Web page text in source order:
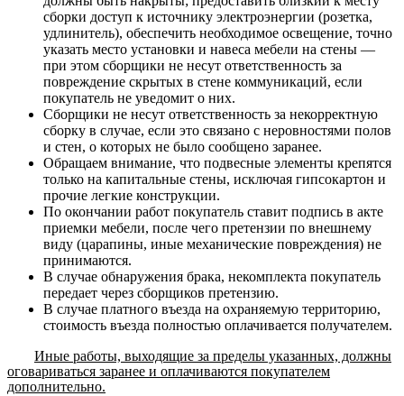
сборки доступ к источнику электроэнергии (розетка,
удлинитель), обеспечить необходимое освещение, точно
указать место установки и навеса мебели на стены —
при этом сборщики не несут ответственность за
повреждение скрытых в стене коммуникаций, если
покупатель не уведомит о них.
Сборщики не несут ответственность за некорректную
сборку в случае, если это связано с неровностями полов
и стен, о которых не было сообщено заранее.
Обращаем внимание, что подвесные элементы крепятся
только на капитальные стены, исключая гипсокартон и
прочие легкие конструкции.
По окончании работ покупатель ставит подпись в акте
приемки мебели, после чего претензии по внешнему
виду (царапины, иные механические повреждения) не
принимаются.
В случае обнаружения брака, некомплекта покупатель
передает через сборщиков претензию.
В случае платного въезда на охраняемую территорию,
стоимость въезда полностью оплачивается получателем.
Иные работы, выходящие за пределы указанных, должны
оговариваться заранее и оплачиваются покупателем
дополнительно.